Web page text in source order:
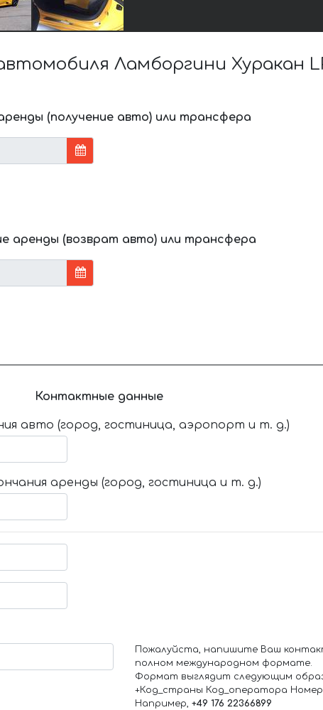
Ламборгини Хуракан
(получение авто) или трансфера
аренды (возврат авто) или трансфера
Контактные данные
авто (город, гостиница, аэропорт и т. д.)
аренды (город, гостиница и т. д.)
Пожалуйста, напишите Ваш
полном международном формате.
Формат выглядит следующим
+Код_страны Код_оператора Номер
Например, +49 176 22366899